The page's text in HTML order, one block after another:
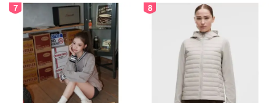
7 8